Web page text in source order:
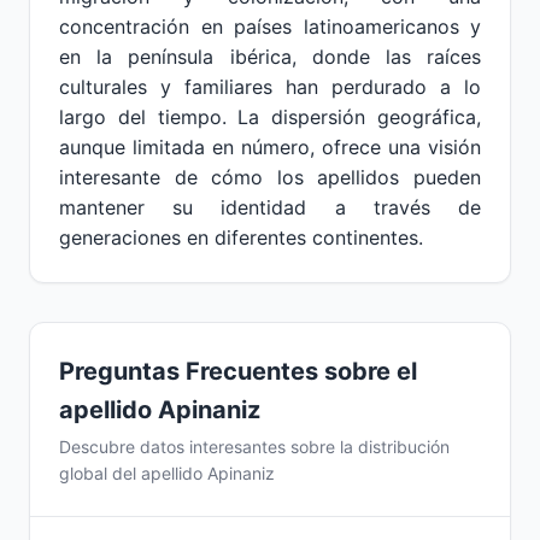
concentración en países latinoamericanos y
en la península ibérica, donde las raíces
culturales y familiares han perdurado a lo
largo del tiempo. La dispersión geográfica,
aunque limitada en número, ofrece una visión
interesante de cómo los apellidos pueden
mantener su identidad a través de
generaciones en diferentes continentes.
Preguntas Frecuentes sobre el
apellido Apinaniz
Descubre datos interesantes sobre la distribución
global del apellido Apinaniz